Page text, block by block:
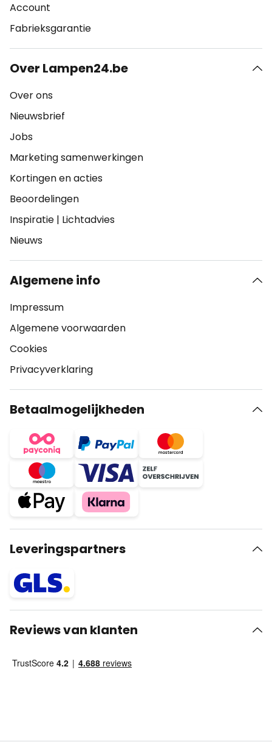
Account
Fabrieksgarantie
Over Lampen24.be
Over ons
Nieuwsbrief
Jobs
Marketing samenwerkingen
Kortingen en acties
Beoordelingen
Inspiratie | Lichtadvies
Nieuws
Algemene info
Impressum
Algemene voorwaarden
Cookies
Privacyverklaring
Betaalmogelijkheden
Leveringspartners
Reviews van klanten